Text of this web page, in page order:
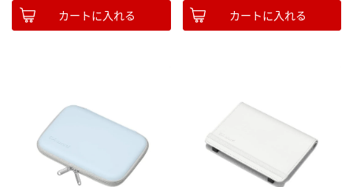
カートに入れる カートに入れる